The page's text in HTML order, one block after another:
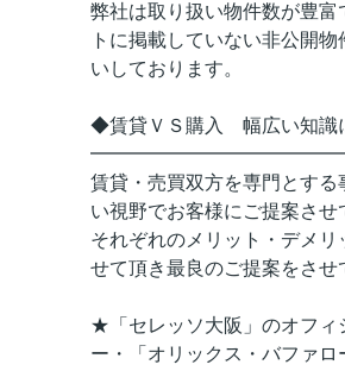
弊社は取り扱い物件数が豊富
トに掲載していない非公開物
いしております。
◆賃貸ＶＳ購入 幅広い知識
賃貸・売買双方を専門とする
い視野でお客様にご提案させ
それぞれのメリット・デメリ
せて頂き最良のご提案をさせ
★「セレッソ大阪」のオフィ
ー・「オリックス・バファロ